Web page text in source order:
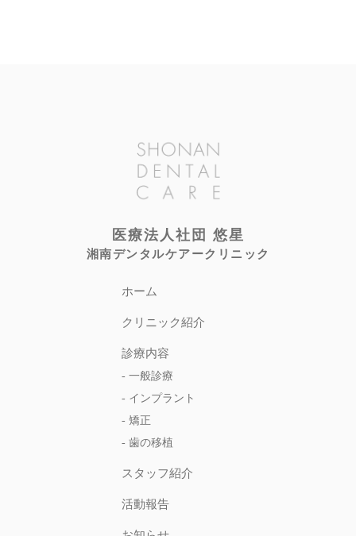
医療法人社団 悠星
湘南デンタルケアークリニック
ホーム
クリニック紹介
診療内容
-一般診療
- インプラント
-矯正
-歯の移植
スタッフ紹介
活動報告